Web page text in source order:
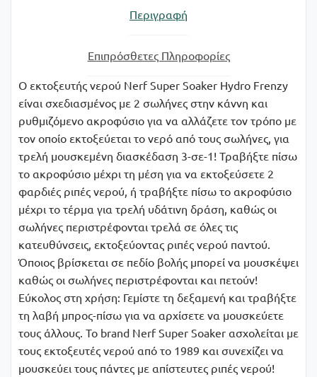
Περιγραφή
Επιπρόσθετες Πληροφορίες
Ο εκτοξευτής νερού Nerf Super Soaker Hydro Frenzy
είναι σχεδιασμένος με 2 σωλήνες στην κάννη και
ρυθμιζόμενο ακροφύσιο για να αλλάζετε τον τρόπο με
τον οποίο εκτοξεύεται το νερό από τους σωλήνες, για
τρελή μουσκεμένη διασκέδαση 3-σε-1! Τραβήξτε πίσω
το ακροφύσιο μέχρι τη μέση για να εκτοξεύσετε 2
φαρδιές ριπές νερού, ή τραβήξτε πίσω το ακροφύσιο
μέχρι το τέρμα για τρελή υδάτινη δράση, καθώς οι
σωλήνες περιστρέφονται τρελά σε όλες τις
κατευθύνσεις, εκτοξεύοντας ριπές νερού παντού.
Όποιος βρίσκεται σε πεδίο βολής μπορεί να μουσκέψει
καθώς οι σωλήνες περιστρέφονται και πετούν!
Εύκολος στη χρήση: Γεμίστε τη δεξαμενή και τραβήξτε
τη λαβή μπρος-πίσω για να αρχίσετε να μουσκεύετε
τους άλλους. Το brand Nerf Super Soaker ασχολείται με
τους εκτοξευτές νερού από το 1989 και συνεχίζει να
μουσκεύει τους πάντες με απίστευτες ριπές νερού!